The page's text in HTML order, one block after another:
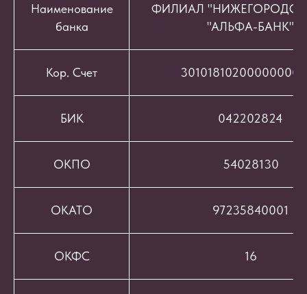
Наименование
банка
ФИЛИАЛ
"АЛЬФА-БАНК"
Кор. Счет
БИК 042202824
ОКПО 54028130
ОКАТО 97235840001
ОКФС 16